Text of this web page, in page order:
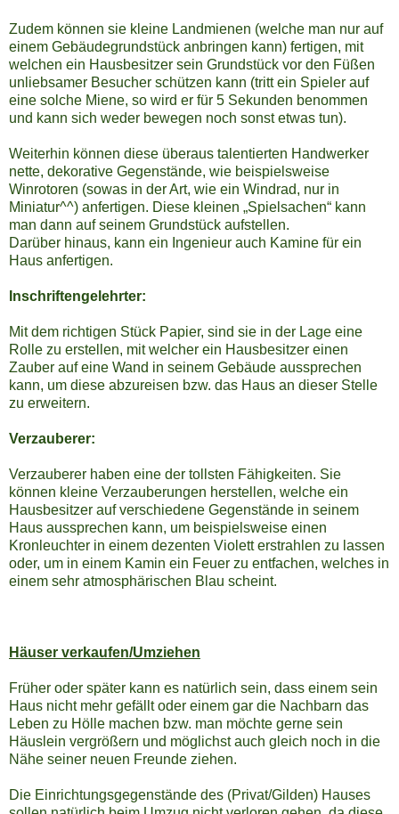
Zudem können sie kleine Landmienen (welche man nur auf
einem Gebäudegrundstück anbringen kann) fertigen, mit
welchen ein Hausbesitzer sein Grundstück vor den Füßen
unliebsamer Besucher schützen kann (tritt ein Spieler auf
eine solche Miene, so wird er für 5 Sekunden benommen
und kann sich weder bewegen noch sonst etwas tun).
Weiterhin können diese überaus talentierten Handwerker
nette, dekorative Gegenstände, wie beispielsweise
Winrotoren (sowas in der Art, wie ein Windrad, nur in
Miniatur^^) anfertigen. Diese kleinen „Spielsachen“ kann
man dann auf seinem Grundstück aufstellen.
Darüber hinaus, kann ein Ingenieur auch Kamine für ein
Haus anfertigen.
Inschriftengelehrter:
Mit dem richtigen Stück Papier, sind sie in der Lage eine
Rolle zu erstellen, mit welcher ein Hausbesitzer einen
Zauber auf eine Wand in seinem Gebäude aussprechen
kann, um diese abzureisen bzw. das Haus an dieser Stelle
zu erweitern.
Verzauberer:
Verzauberer haben eine der tollsten Fähigkeiten. Sie
können kleine Verzauberungen herstellen, welche ein
Hausbesitzer auf verschiedene Gegenstände in seinem
Haus aussprechen kann, um beispielsweise einen
Kronleuchter in einem dezenten Violett erstrahlen zu lassen
oder, um in einem Kamin ein Feuer zu entfachen, welches in
einem sehr atmosphärischen Blau scheint.
Häuser verkaufen/Umziehen
Früher oder später kann es natürlich sein, dass einem sein
Haus nicht mehr gefällt oder einem gar die Nachbarn das
Leben zu Hölle machen bzw. man möchte gerne sein
Häuslein vergrößern und möglichst auch gleich noch in die
Nähe seiner neuen Freunde ziehen.
Die Einrichtungsgegenstände des (Privat/Gilden) Hauses